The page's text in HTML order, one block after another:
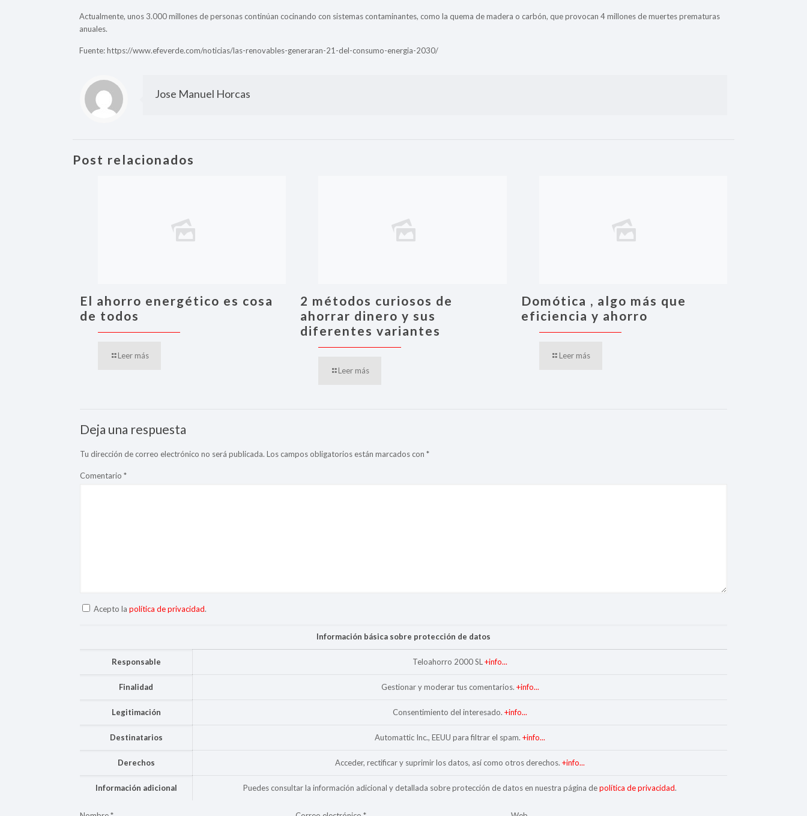
Actualmente, unos 3.000 millones de personas continúan cocinando con sistemas contaminantes, como la quema de madera o carbón, que provocan 4 millones de muertes prematuras
anuales.
Fuente: https://www.efeverde.com/noticias/las-renovables-generaran-21-del-consumo-energia-2030/
Jose Manuel Horcas
Post relacionados
El ahorro energético es cosa
de todos
Leer más
2 métodos curiosos de
ahorrar dinero y sus
diferentes variantes
Leer más
Domótica , algo más que
eficiencia y ahorro
Leer más
Deja una respuesta
Tu dirección de correo electrónico no será publicada. Los campos obligatorios están marcados con *
Comentario *
Acepto la política de privacidad.
Información básica sobre protección de datos
Responsable Teloahorro 2000 SL +info...
Finalidad Gestionar y moderar tus comentarios. +info...
Legitimación Consentimiento del interesado. +info...
Destinatarios Automattic Inc., EEUU para filtrar el spam. +info...
Derechos Acceder, rectificar y suprimir los datos, así como otros derechos. +info...
Información adicional Puedes consultar la información adicional y detallada sobre protección de datos en nuestra página depolítica de privacidad.